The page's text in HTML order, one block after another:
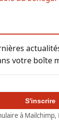
votre boîte
S'inscrire
à